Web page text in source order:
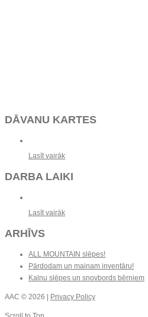
DĀVANU KARTES
Lasīt vairāk
DARBA LAIKI
Lasīt vairāk
ARHĪVS
ALL MOUNTAIN slēpes!
Pārdodam un mainam inventāru!
Kalnu slēpes un snovbords bērniem
AAC © 2026 | Privacy Policy